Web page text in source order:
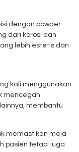
dengan powder
dari korosi dan
lebih estetis dan
kali menggunakan
mencegah
membantu
memastikan meja
pasien tetapi juga